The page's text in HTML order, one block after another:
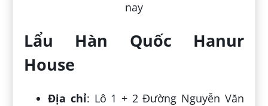
Lẩu Hàn Quốc Hanur
House
Địa chỉ: Lô 1 + 2 Đường Nguyễn Văn